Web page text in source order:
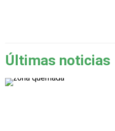
Últimas noticias